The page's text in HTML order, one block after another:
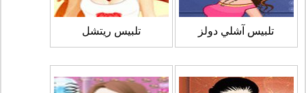
تلبيس آشلي دولز تلبيس ريتشل